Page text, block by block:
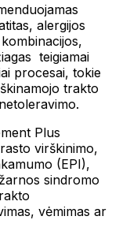
alergijos
teigiamai
procesai, tokie
trakto
Plus
virškinimo,
(EPI),
sindromo
vėmimas ar